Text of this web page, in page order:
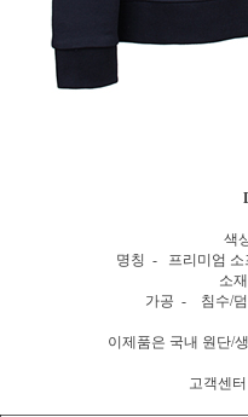
색
명칭 - 프리미엄 소
소
가공 - 침수/덤
이제품은 국내 원단/
고객센